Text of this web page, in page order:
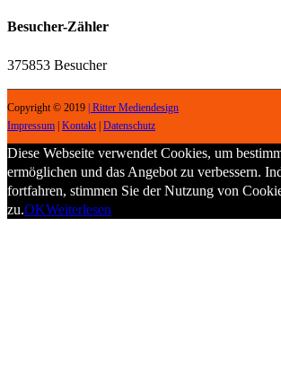
Besucher-Zähler
375853 Besucher
Copyright © 2019 | Ritter Mediendesign
Impressum | Kontakt | Datenschutz
Diese Webseite verwendet Cookies, um
ermöglichen und das Angebot zu verbessern.
fortfahren, stimmen Sie der Nutzung von
zu.OKWeiterlesen